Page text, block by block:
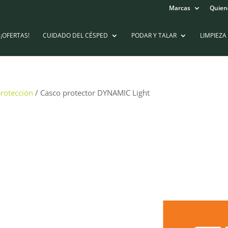
Marcas
¡OFERTAS! CUIDADO DEL CÉSPED PODAR Y TALAR LIMPIEZA
/ Casco protector DYNAMIC Light